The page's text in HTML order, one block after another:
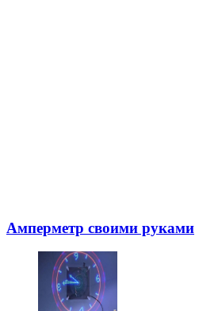
Амперметр своими руками